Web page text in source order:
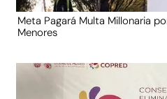
Meta Pagará Multa Millonaria
Menores